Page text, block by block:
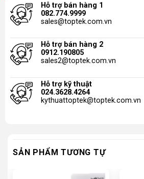
Hỗ trợ bán hàng 1
082.774.9999
sales@toptek.com.vn
Hỗ trợ bán hàng 2
0912.190805
sales2@toptek.com.vn
Hỗ trợ kỹ thuật
024.3628.4264
kythuattoptek@toptek.com.vn
SẢN PHẨM TƯƠNG TỰ